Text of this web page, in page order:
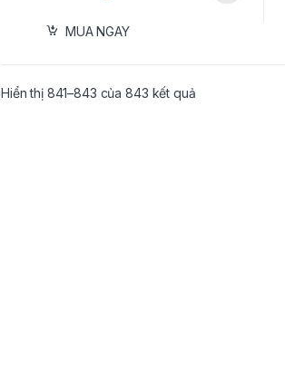
MUA NGAY
Hiển thị 841–843 của 843 kết quả